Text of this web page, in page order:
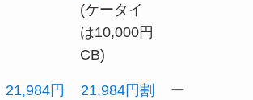
(ケータイ
は10,000円
CB)
21,984円
21,984円割
ー